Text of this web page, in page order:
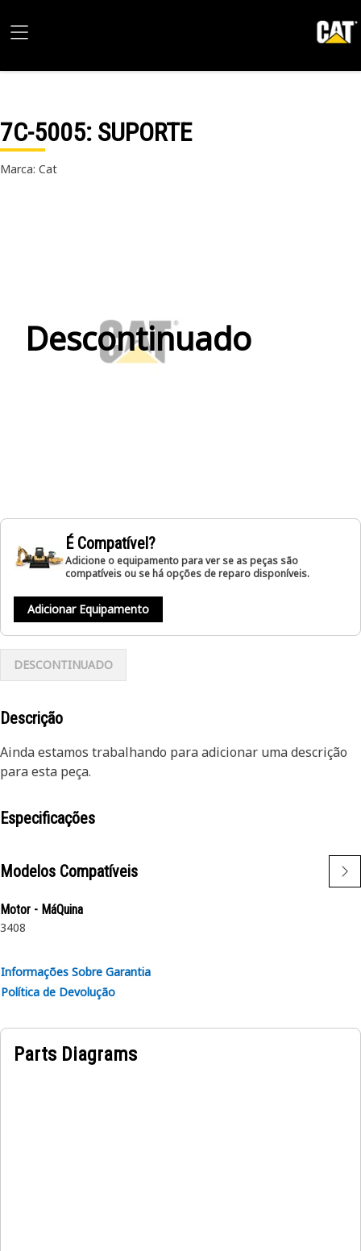
7C-5005: SUPORTE
Marca: Cat
Descontinuado
É Compatível?
Adicione o equipamento para ver se as peças são
compatíveis ou se há opções de reparo disponíveis.
Adicionar Equipamento
DESCONTINUADO
Descrição
Ainda estamos trabalhando para adicionar uma descrição
para esta peça.
Especificações
Modelos Compatíveis
Motor - MáQuina
3408
Informações Sobre Garantia
Política de Devolução
Parts Diagrams